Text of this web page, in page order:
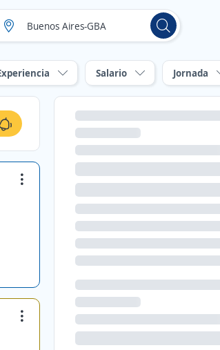
Salario Jornada